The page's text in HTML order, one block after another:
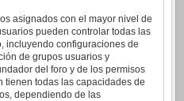
asignados con el mayor nivel de
pueden controlar todas las
incluyendo configuraciones de
de grupos usuarios y
del foro y de los permisos
tienen todas las capacidades de
dependiendo de las